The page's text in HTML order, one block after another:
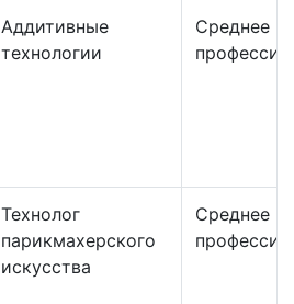
Аддитивные
технологии
Среднее
Технолог
парикмахерского
искусства
Среднее